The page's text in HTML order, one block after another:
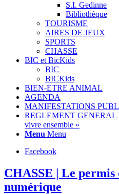
S.I. Gedinne
Bibliothèque
TOURISME
AIRES DE JEUX
SPORTS
CHASSE
BIC et BicKids
BIC
BICKids
BIEN-ETRE ANIMAL
AGENDA
MANIFESTATIONS
REGLEMENT GENERAL
vivre ensemble »
Menu Menu
Facebook
CHASSE | Le permis
numérique